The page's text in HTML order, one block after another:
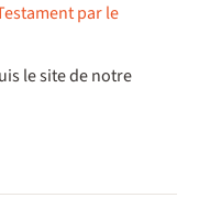
par le
le site de notre